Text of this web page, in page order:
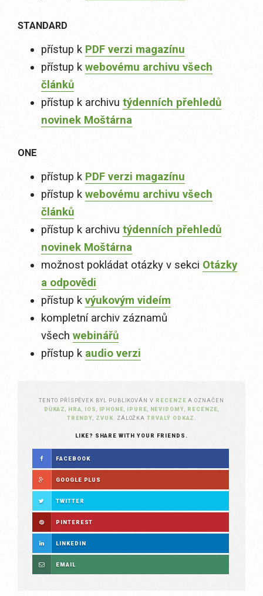
STANDARD
přístup k PDF verzi magazínu
přístup k webovému archivu všech
článků
přístup k archivu týdenních přehledů
novinek Moštárna
ONE
přístup k PDF verzi magazínu
přístup k webovému archivu všech
článků
přístup k archivu týdenních přehledů
novinek Moštárna
možnost pokládat otázky v sekci Otázky
a odpovědi
přístup k výukovým videím
kompletní archiv záznamů
všech webinářů
přístup k audio verzi
TENTO PŘÍSPĚVEK BYL PUBLIKOVÁN V RECENZE A OZNAČEN
DŮKAZ
HRA IOS IPHONE IPURE NEVIDOMÝ RECENZE
TRENDY
ZVUK . ZÁLOŽKATRVALÝ ODKAZ
LIKE? SHARE WITH YOUR FRIENDS.
FACEBOOK
GOOGLE PLUS
TWITTER
PINTEREST
LINKEDIN
EMAIL